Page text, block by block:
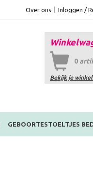
Over ons Inloggen /
0
Bekijk je
GEBOORTESTOELTJES